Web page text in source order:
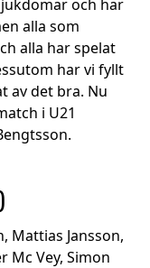
och har
alla som
alla har spelat
har vi fyllt
av det bra. Nu
i U21
Mattias Jansson,
Mc Vey, Simon